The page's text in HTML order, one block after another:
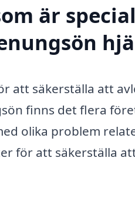
är
att säkerställa att
finns det flera
olika problem
för att säkerställa